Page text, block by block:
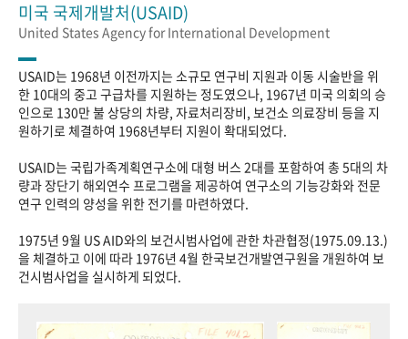
미국 국제개발처(USAID)
United States Agency for International Development
USAID는 1968년 이전까지는 소규모 연구비 지원과 이동 시술반을 위
한 10대의 중고 구급차를 지원하는 정도였으나, 1967년 미국 의회의 승
인으로 130만 불 상당의 차량, 자료처리장비, 보건소 의료장비 등을 지
원하기로 체결하여 1968년부터 지원이 확대되었다.
USAID는 국립가족계획연구소에 대형 버스 2대를 포함하여 총 5대의 차
량과 장단기 해외연수 프로그램을 제공하여 연구소의 기능강화와 전문
연구 인력의 양성을 위한 전기를 마련하였다.
1975년 9월 US AID와의 보건시범사업에 관한 차관협정(1975.09.13.)
을 체결하고 이에 따라 1976년 4월 한국보건개발연구원을 개원하여 보
건시범사업을 실시하게 되었다.